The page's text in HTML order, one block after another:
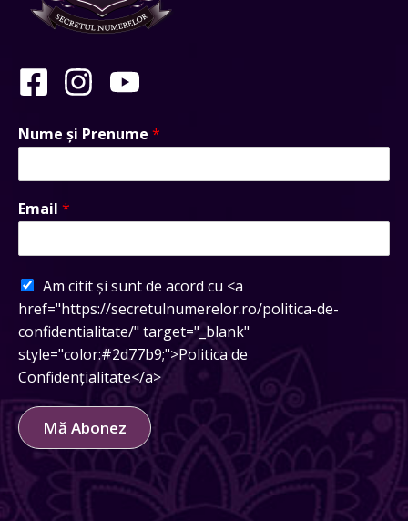
Nume și Prenume *
Email *
Am citit și sunt de acord cu <a
href="https://secretulnumerelor.ro/politica-de-
confidentialitate/" target="_blank"
style="color:#2d77b9;">Politica de
Confidențialitate</a>
Mă Abonez